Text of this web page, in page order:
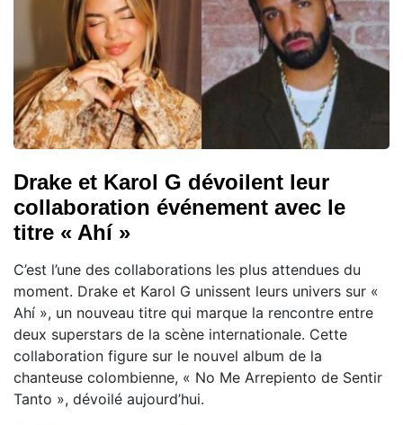
Drake et Karol G dévoilent leur
collaboration événement avec le
titre « Ahí »
C’est l’une des collaborations les plus attendues du
moment. Drake et Karol G unissent leurs univers sur «
Ahí », un nouveau titre qui marque la rencontre entre
deux superstars de la scène internationale. Cette
collaboration figure sur le nouvel album de la
chanteuse colombienne, « No Me Arrepiento de Sentir
Tanto », dévoilé aujourd’hui.